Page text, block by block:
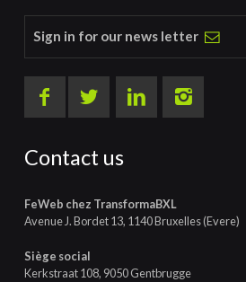
Sign in for our news letter
Contact us
FeWeb chez TransformaBXL
Avenue J. Bordet 13, 1140 Bruxelles (Evere)
Siège social
Kerkstraat 108, 9050 Gentbrugge